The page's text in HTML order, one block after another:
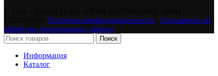
Политика конфиденциальности
Соглашение об
обработке персональных данных
Поиск
Информация
Каталог